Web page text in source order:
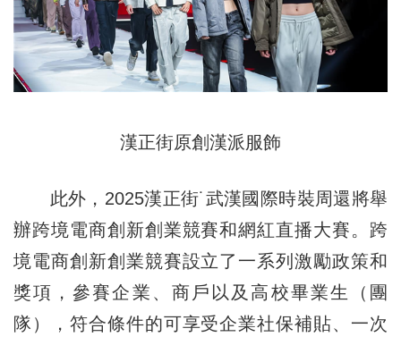
漢正街原創漢派服飾
此外，2025漢正街˙武漢國際時裝周還將舉
辦跨境電商創新創業競賽和網紅直播大賽。跨
境電商創新創業競賽設立了一系列激勵政策和
獎項，參賽企業、商戶以及高校畢業生（團
隊），符合條件的可享受企業社保補貼、一次